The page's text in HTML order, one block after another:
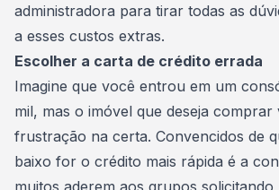
administradora para tirar todas as
a esses custos extras.
Escolher a carta de crédito errada
Imagine que você entrou em um
mil, mas o imóvel que deseja comprar
frustração na certa. Convencidos de
baixo for o crédito mais rápida é a
muitos aderem aos grupos solicitando